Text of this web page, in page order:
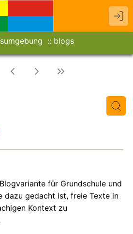
blogs
für Grundschule und
dazu gedacht ist, freie Texte in
Kontext zu